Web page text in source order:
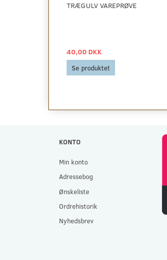
TRÆGULV VAREPRØVE
40,00 DKK
Se produktet
KONTO
Min konto
Adressebog
Ønskeliste
Ordrehistorik
Nyhedsbrev